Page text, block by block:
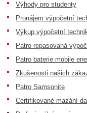
Výhody pro studenty
Pronájem výpočetní
Výkup výpočetní
Patro repasovaná
Patro baterie mobile
Zkušenosti našich
Patro Samsonite
Certifikované mazání